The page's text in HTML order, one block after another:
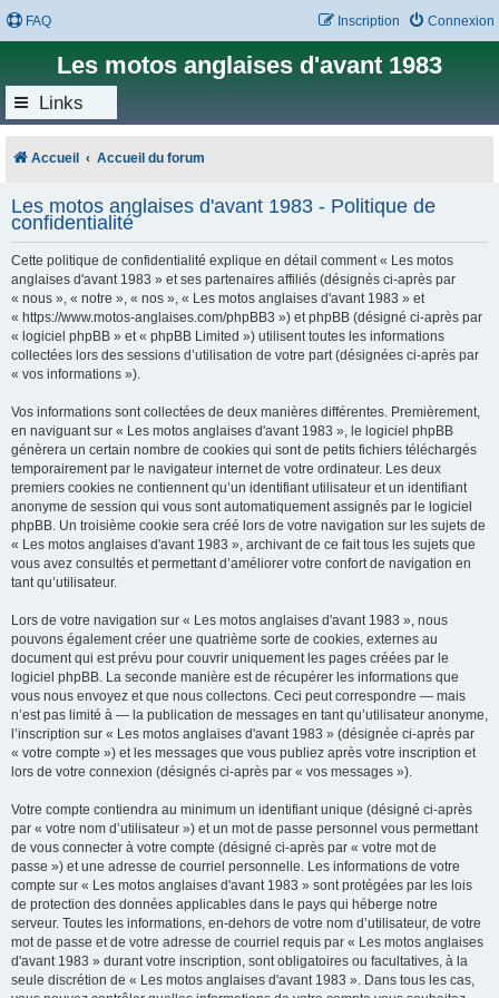
FAQ Connexion
Inscription
Les motos anglaises d'avant 1983
Links
Accueil Accueil du forum
Les motos anglaises d'avant 1983 - Politique de
confidentialité
Cette politique de confidentialité explique en détail comment « Les motos
anglaises d'avant 1983 » et ses partenaires affiliés (désignés ci-après par
« nous », « notre », « nos », « Les motos anglaises d'avant 1983 » et
« https://www.motos-anglaises.com/phpBB3 ») et phpBB (désigné ci-après par
« logiciel phpBB » et « phpBB Limited ») utilisent toutes les informations
collectées lors des sessions d’utilisation de votre part (désignées ci-après par
« vos informations »).
Vos informations sont collectées de deux manières différentes. Premièrement,
en naviguant sur « Les motos anglaises d'avant 1983 », le logiciel phpBB
génèrera un certain nombre de cookies qui sont de petits fichiers téléchargés
temporairement par le navigateur internet de votre ordinateur. Les deux
premiers cookies ne contiennent qu’un identifiant utilisateur et un identifiant
anonyme de session qui vous sont automatiquement assignés par le logiciel
phpBB. Un troisième cookie sera créé lors de votre navigation sur les sujets de
« Les motos anglaises d'avant 1983 », archivant de ce fait tous les sujets que
vous avez consultés et permettant d’améliorer votre confort de navigation en
tant qu’utilisateur.
Lors de votre navigation sur « Les motos anglaises d'avant 1983 », nous
pouvons également créer une quatrième sorte de cookies, externes au
document qui est prévu pour couvrir uniquement les pages créées par le
logiciel phpBB. La seconde manière est de récupérer les informations que
vous nous envoyez et que nous collectons. Ceci peut correspondre — mais
n’est pas limité à — la publication de messages en tant qu’utilisateur anonyme,
l’inscription sur « Les motos anglaises d'avant 1983 » (désignée ci-après par
« votre compte ») et les messages que vous publiez après votre inscription et
lors de votre connexion (désignés ci-après par « vos messages »).
Votre compte contiendra au minimum un identifiant unique (désigné ci-après
par « votre nom d’utilisateur ») et un mot de passe personnel vous permettant
de vous connecter à votre compte (désigné ci-après par « votre mot de
passe ») et une adresse de courriel personnelle. Les informations de votre
compte sur « Les motos anglaises d'avant 1983 » sont protégées par les lois
de protection des données applicables dans le pays qui héberge notre
serveur. Toutes les informations, en-dehors de votre nom d’utilisateur, de votre
mot de passe et de votre adresse de courriel requis par « Les motos anglaises
d'avant 1983 » durant votre inscription, sont obligatoires ou facultatives, à la
seule discrétion de « Les motos anglaises d'avant 1983 ». Dans tous les cas,